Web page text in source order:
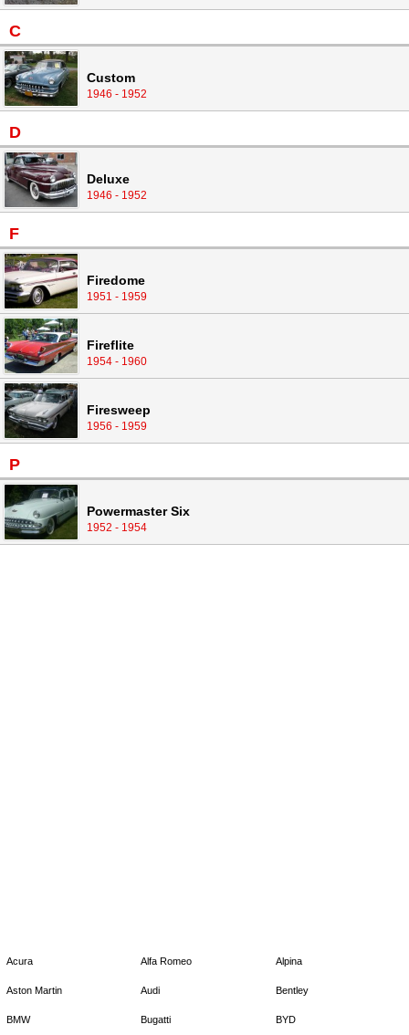
C
Custom
1946 - 1952
D
Deluxe
1946 - 1952
F
Firedome
1951 - 1959
Fireflite
1954 - 1960
Firesweep
1956 - 1959
P
Powermaster Six
1952 - 1954
Acura Alfa Romeo Alpina
Aston Martin Audi Bentley
BMW Bugatti BYD